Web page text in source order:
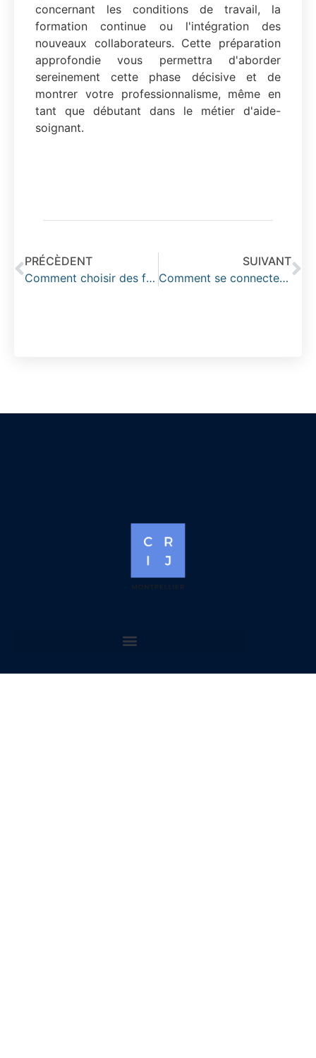
concernant les conditions de travail, la
formation continue ou l'intégration des
nouveaux collaborateurs. Cette préparation
approfondie vous permettra d'aborder
sereinement cette phase décisive et de
montrer votre professionnalisme, même en
tant que débutant dans le métier d'aide-
soignant.
PRÉCÈDENT
Comment choisir des formations courtes dans la transition énergétique adaptées à votre niveau
SUIVANT
Comment se connecter à Scolinfo : Guide complet des services pour optimiser votre pratique enseignante